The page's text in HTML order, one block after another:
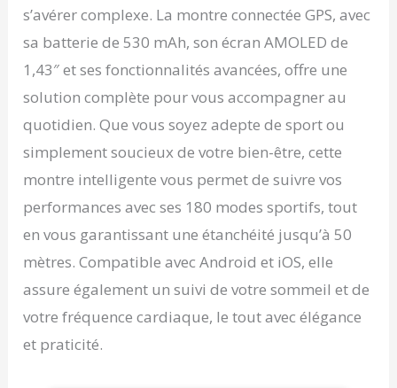
s’avérer complexe. La montre connectée GPS, avec
sa batterie de 530 mAh, son écran AMOLED de
1,43″ et ses fonctionnalités avancées, offre une
solution complète pour vous accompagner au
quotidien. Que vous soyez adepte de sport ou
simplement soucieux de votre bien-être, cette
montre intelligente vous permet de suivre vos
performances avec ses 180 modes sportifs, tout
en vous garantissant une étanchéité jusqu’à 50
mètres. Compatible avec Android et iOS, elle
assure également un suivi de votre sommeil et de
votre fréquence cardiaque, le tout avec élégance
et praticité.